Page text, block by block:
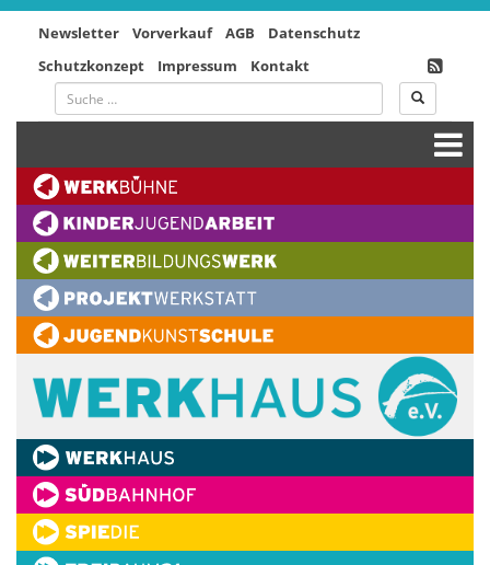
Newsletter Vorverkauf AGB
Datenschutz
Schutzkonzept
Impressum Kontakt